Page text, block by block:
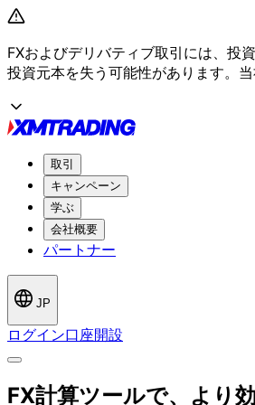
FXおよびデリバティブ取引には、 投
投資元本を失う 可能性があります。
取引
キャンペーン
学ぶ
会社概要
パートナー
JP
ログイン口座開設
FX計算ツールで、 より